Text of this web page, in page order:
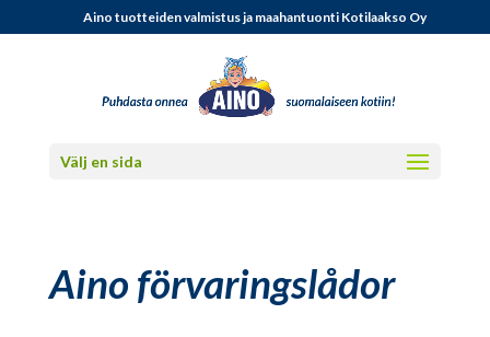
Aino tuotteiden valmistus ja maahantuonti Kotilaakso Oy
Välj en sida
Aino förvaringslådor